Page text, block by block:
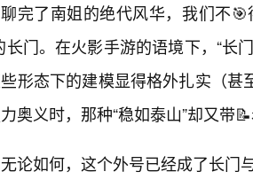
聊完了南姐的绝代风华，我们不
长门。在火影手游的语境下，“
形态下的建模显得格外扎实（
奥义时，那种“稳如泰山”却又带
无论如何，这个外号已经成了长门